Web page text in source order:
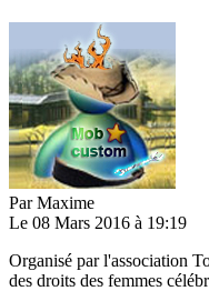
ParMaxime
Le 08 Mars 2016 à 19:19
Organisé par l'association
des droits des femmes